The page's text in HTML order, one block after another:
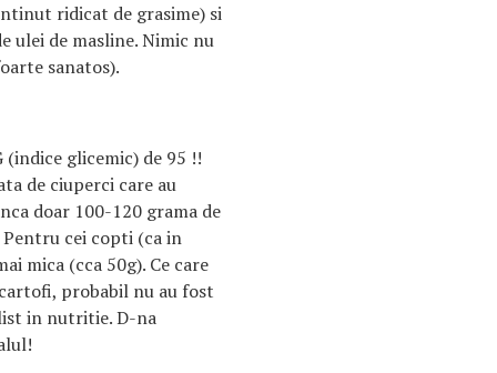
ridicat de grasime) si
ulei de masline. Nimic nu
sanatos).
glicemic) de 95 !!
de ciuperci care au
doar 100-120 grama de
cei copti (ca in
mica (cca 50g). Ce care
probabil nu au fost
in nutritie. D-na